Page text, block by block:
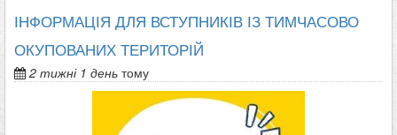
ІНФОРМАЦІЯ ДЛЯ ВСТУПНИКІВ ІЗ ТИМЧАСОВО
ОКУПОВАНИХ ТЕРИТОРІЙ
2 тижні 1 день тому